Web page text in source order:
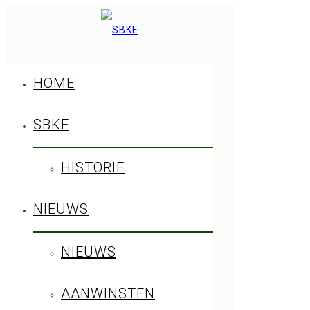
HOME
SBKE
HISTORIE
NIEUWS
NIEUWS
AANWINSTEN
30 juli 2006